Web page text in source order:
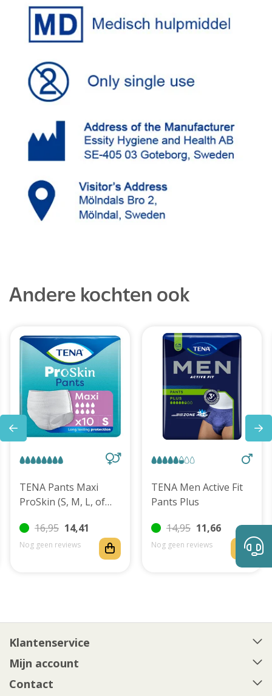
Andere kochten ook
TENA Pants Maxi
ProSkin (S, M, L, of
16,95 14,41
Nog geen reviews
TENA Men Active Fit
Pants Plus
14,95 11,66
Nog geen reviews
Klantenservice
Mijn account
Contact